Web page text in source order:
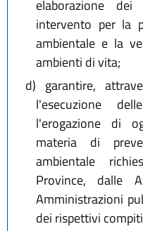
elaborazione
intervento per la
ambientale e la
ambienti di vita;
d) garantire,
l'esecuzione
l'erogazione di
materia di
ambientale
Province, dalle
Amministrazioni
dei rispettivi